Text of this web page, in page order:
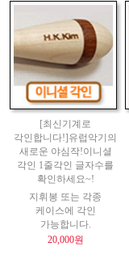
[최신기계로
각인합니다!]유럽악기의
새로운 야심작!이니셜
각인 1줄각인 글자수를
확인하세요~!
지휘봉 또는 각종
케이스에 각인
가능합니다.
20,000원